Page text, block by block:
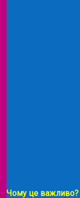
Чому це важливо?